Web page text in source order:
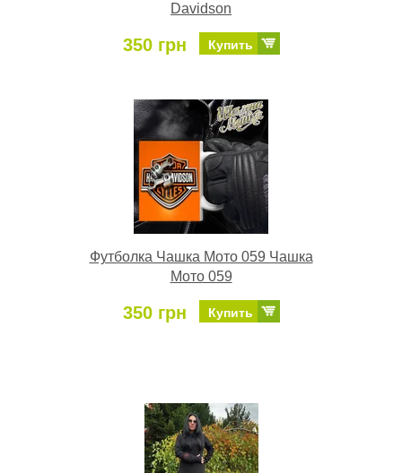
Davidson
350 грн Купить
Футболка Чашка Мото 059 Чашка
Мото 059
350 грн Купить